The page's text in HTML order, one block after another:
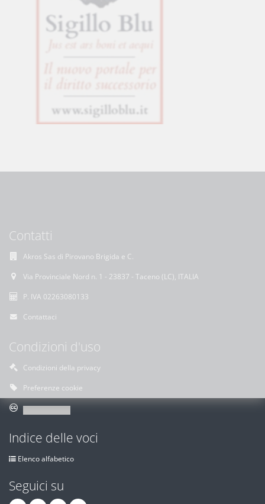
Contatti
Akros Sas di Pirovano Brigida e C.
Via Provinciale Nord n. 1 - 23837 - Taceno (LC), ITALIA
P. IVA 02263080133
Contattaci
Condizioni d'uso
Condizioni della privacy
Preferenze cookie
Indice delle voci
Elenco alfabetico
Seguici su